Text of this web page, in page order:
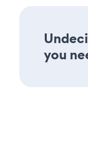
you